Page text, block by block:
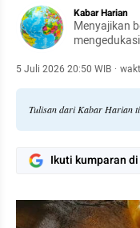
Kabar Harian
Menyajikan
5 Juli 2026 20:50 WIB ·
Tulisan dari Kabar Harian
Ikuti kumparan